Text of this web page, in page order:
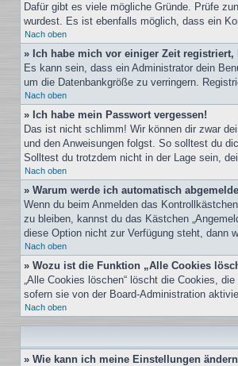
Dafür gibt es viele mögliche Gründe. Prüfe
wurdest. Es ist ebenfalls möglich, dass ein
Nach oben
» Ich habe mich vor einiger Zeit
Es kann sein, dass ein Administrator dein
um die Datenbankgröße zu verringern.
Nach oben
» Ich habe mein Passwort vergessen!
Das ist nicht schlimm! Wir können dir zwar
und den Anweisungen folgst. So solltest du
Solltest du trotzdem nicht in der Lage sein,
Nach oben
» Warum werde ich automatisch
Wenn du beim Anmelden das
zu bleiben, kannst du das Kästchen
diese Option nicht zur Verfügung steht, dann
Nach oben
» Wozu ist die Funktion „Alle Cookies
„Alle Cookies löschen“ löscht die Cookies,
sofern sie von der Board-Administration
Nach oben
» Wie kann ich meine Einstellungen